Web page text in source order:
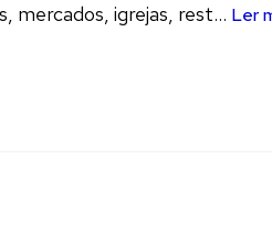
mercados, igrejas, rest... Ler